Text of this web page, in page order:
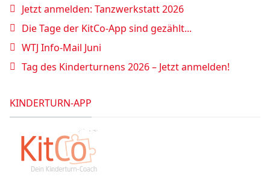
Jetzt anmelden: Tanzwerkstatt 2026
Die Tage der KitCo-App sind gezählt...
WTJ Info-Mail Juni
Tag des Kinderturnens 2026 – Jetzt anmelden!
KINDERTURN-APP